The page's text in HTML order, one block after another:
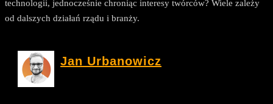
technologii, jednocześnie chroniąc interesy twórców? Wiele zależy
od dalszych działań rządu i branży.
Jan Urbanowicz